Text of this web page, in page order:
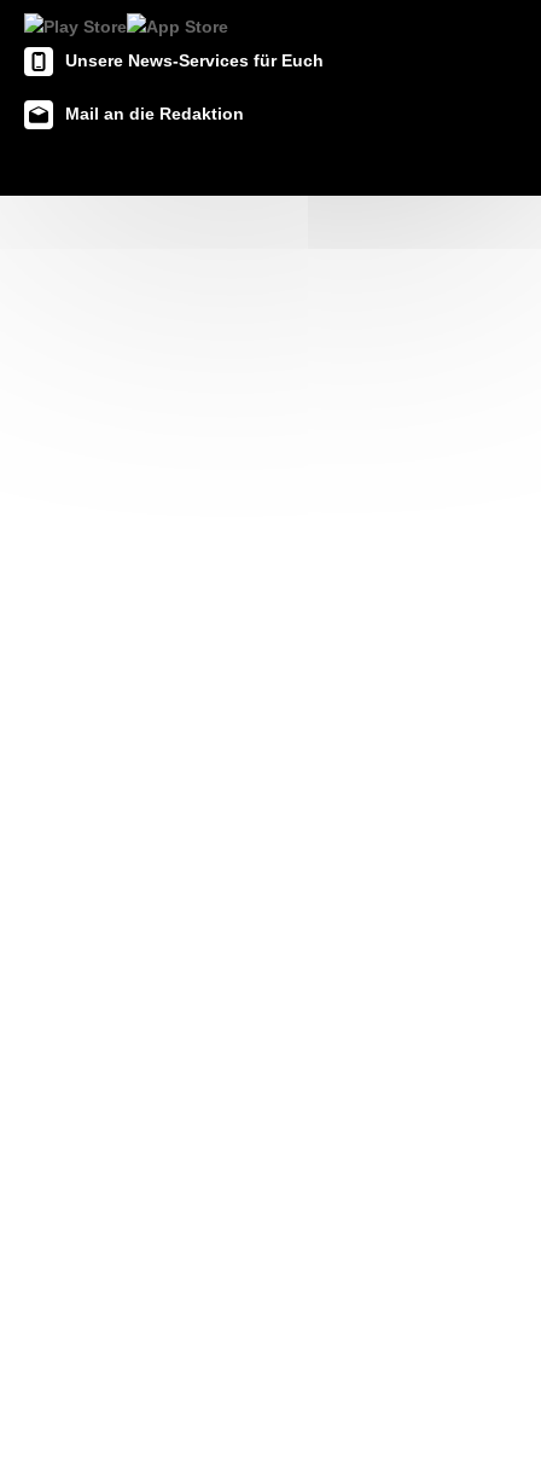
Unsere News-Services für Euch
Mail an die Redaktion